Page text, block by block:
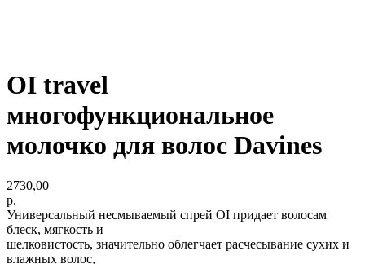
OI travel
многофункциональное
молочко для волос Davines
2730,00
р.
Универсальный несмываемый спрей OI придает волосам
блеск, мягкость и
шелковистость, значительно облегчает расчесывание сухих и
влажных волос,